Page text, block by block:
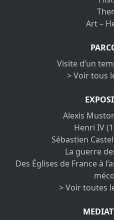
Art –
Visite d’un
> Voir tous
Alexis
Henri IV
Sébastien
La guerre
Des Églises de France à
> Voir toutes